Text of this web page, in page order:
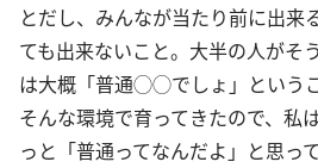
とだし、みんなが当たり前に出来
ても出来ないこと。大半の人がそ
は大概「普通◯◯でしょ」という
そんな環境で育ってきたので、私
っと「普通ってなんだよ」と思っ